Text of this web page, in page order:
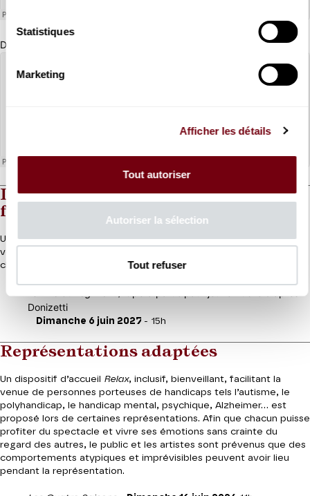
Statistiques
Marketing
Afficher les détails
Tout autoriser
Autoriser la sélection
Tout refuser
Depuis le RER Pont de l'Alma (RER C)
Lecteurs de la langue des signes
française
Une fois par saison, deux interprètes placées en avant-scène
vous proposent
chants en chansignes.
Donizetti
Dimanche 6 juin 2027 - 15h
Représentations adaptées
Un dispositif d’accueil Relax, inclusif, bienveillant, facilitant la
venue de personnes porteuses de handicaps tels l’autisme, le
polyhandicap, le handicap mental, psychique, Alzheimer… est
proposé lors de certaines représentations. Afin que chacun puisse
profiter du spectacle et vivre ses émotions sans crainte du
regard des autres, le public et les artistes sont prévenus que des
comportements atypiques et imprévisibles peuvent avoir lieu
pendant la représentation.